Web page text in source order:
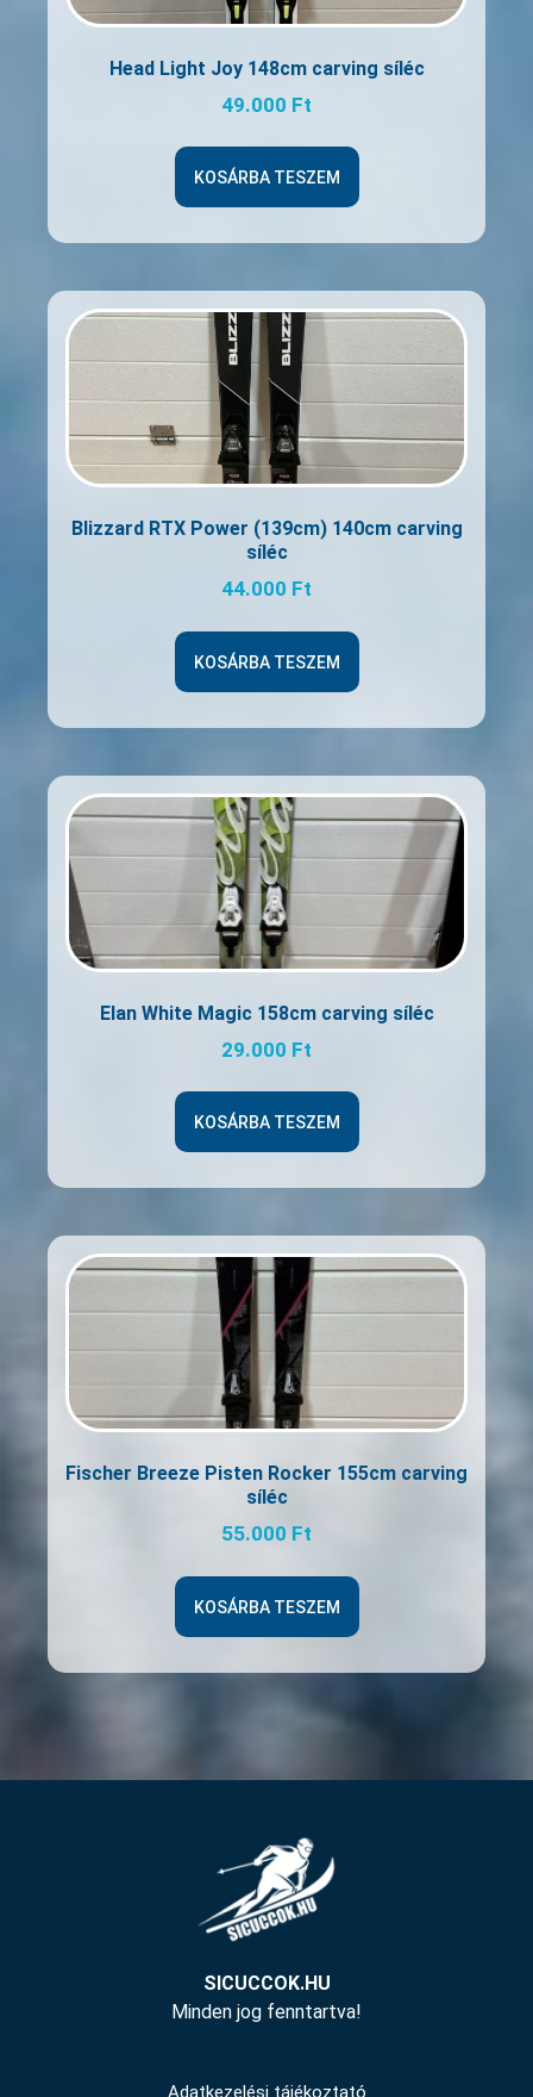
Head Light Joy 148cm carving síléc
49.000 Ft
KOSÁRBA TESZEM
Blizzard RTX Power (139cm) 140cm carving
síléc
44.000 Ft
KOSÁRBA TESZEM
Elan White Magic 158cm carving síléc
29.000 Ft
KOSÁRBA TESZEM
Fischer Breeze Pisten Rocker 155cm carving
síléc
55.000 Ft
KOSÁRBA TESZEM
SICUCCOK.HU
Minden jog fenntartva!
Adatkezelési tájékoztató